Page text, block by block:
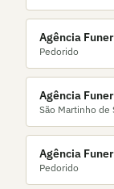
Agência
Lda.
Pedorido
Agência
São Martinho de
Agência
Filhos Lda
Pedorido